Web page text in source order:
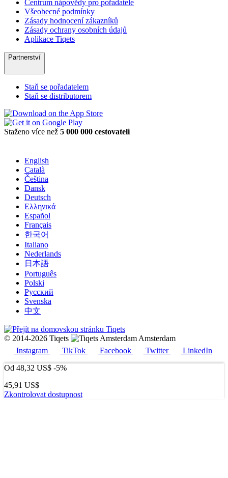
Centrum nápovědy pro pořadatele
Všeobecné podmínky
Zásady hodnocení zákazníků
Zásady ochrany osobních údajů
Aplikace Tiqets
Partnerství
Staň se pořadatelem
Staň se distributorem
Staženo více než 5 000 000 cestovateli
English
Català
Čeština
Dansk
Deutsch
Ελληνικά
Español
Français
한국어
Italiano
Nederlands
日本語
Português
Polski
Русский
Svenska
中文
© 2014-2026 Tiqets
Amsterdam
Instagram
TikTok Facebook Twitter
LinkedIn
Od 48,32 US$ -5%
45,91 US$
Zkontrolovat dostupnost